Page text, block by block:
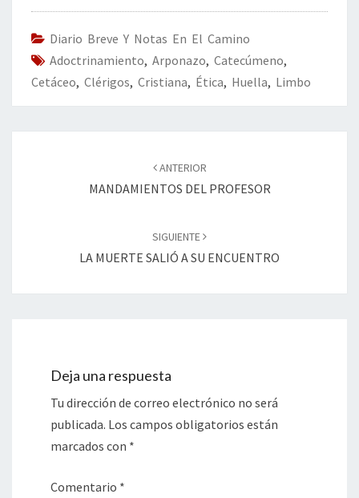
o
o
k
er dI
n
l
p
ar
tir
Diario Breve Y Notas En El Camino
Adoctrinamiento, Arponazo, Catecúmeno,
Cetáceo, Clérigos, Cristiana, Ética, Huella, Limbo
ANTERIOR
MANDAMIENTOS DEL PROFESOR
SIGUIENTE
LA MUERTE SALIÓ A SU ENCUENTRO
Deja una respuesta
Tu dirección de correo electrónico no será
publicada. Los campos obligatorios están
marcados con *
Comentario *